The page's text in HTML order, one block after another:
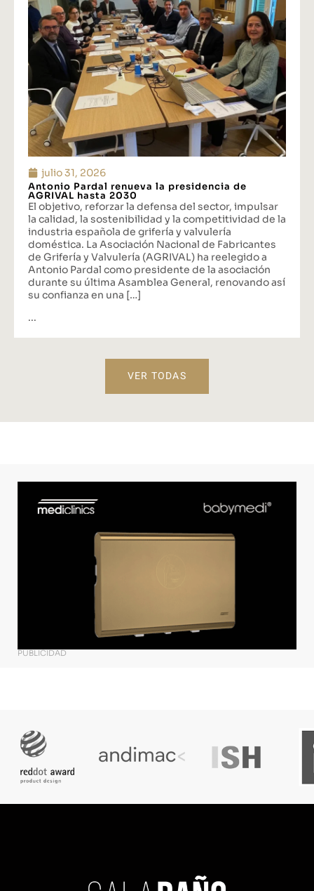
julio 31, 2026
Antonio Pardal renueva la presidencia de
AGRIVAL hasta 2030
El objetivo, reforzar la defensa del sector, impulsar
la calidad, la sostenibilidad y la competitividad de la
industria española de grifería y valvulería
doméstica. La Asociación Nacional de Fabricantes
de Grifería y Valvulería (AGRIVAL) ha reelegido a
Antonio Pardal como presidente de la asociación
durante su última Asamblea General, renovando así
su confianza en una […]
...
VER TODAS
PUBLICIDAD